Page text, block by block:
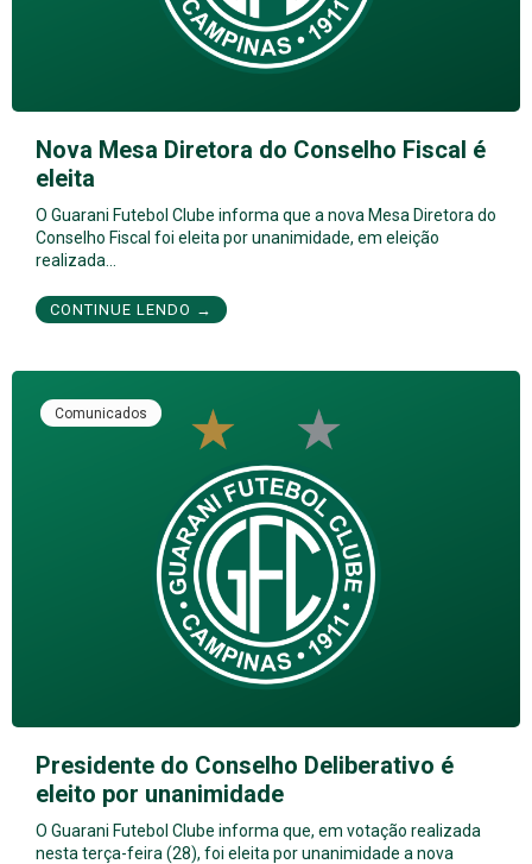
Nova Mesa Diretora do Conselho Fiscal é
eleita
O Guarani Futebol Clube informa que a nova Mesa Diretora do
Conselho Fiscal foi eleita por unanimidade, em eleição
realizada…
CONTINUE LENDO →
Comunicados
Presidente do Conselho Deliberativo é
eleito por unanimidade
O Guarani Futebol Clube informa que, em votação realizada
nesta terça-feira (28), foi eleita por unanimidade a nova